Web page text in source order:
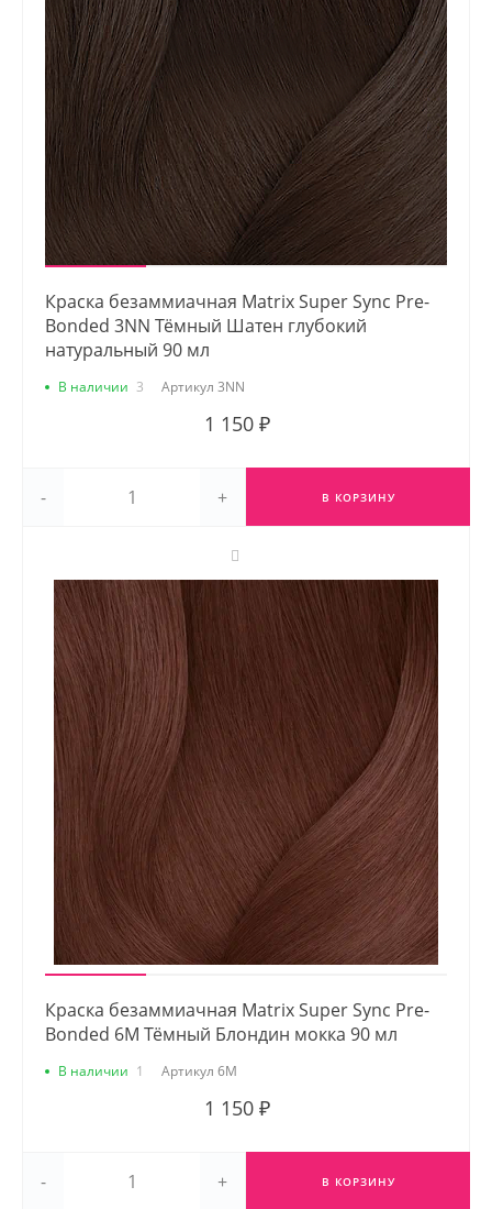
Краска безаммиачная Matrix Super Sync Pre-
Bonded 3NN Тёмный Шатен глубокий
натуральный 90 мл
В наличии 3 Артикул 3NN
1 150 ₽
- + В КОРЗИНУ
Краска безаммиачная Matrix Super Sync Pre-
Bonded 6M Тёмный Блондин мокка 90 мл
В наличии 1 Артикул 6M
1 150 ₽
- + В КОРЗИНУ